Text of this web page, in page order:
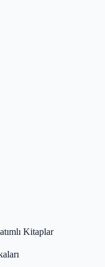
Kitaplar